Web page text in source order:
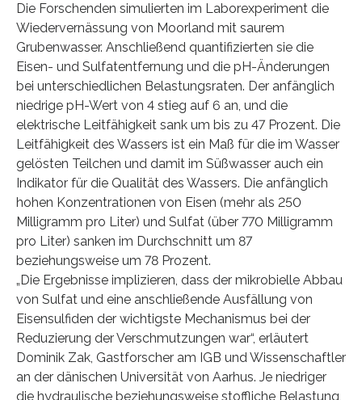
Die Forschenden simulierten im Laborexperiment die
Wiedervernässung von Moorland mit saurem
Grubenwasser. Anschließend quantifizierten sie die
Eisen- und Sulfatentfernung und die pH-Änderungen
bei unterschiedlichen Belastungsraten. Der anfänglich
niedrige pH-Wert von 4 stieg auf 6 an, und die
elektrische Leitfähigkeit sank um bis zu 47 Prozent. Die
Leitfähigkeit des Wassers ist ein Maß für die im Wasser
gelösten Teilchen und damit im Süßwasser auch ein
Indikator für die Qualität des Wassers. Die anfänglich
hohen Konzentrationen von Eisen (mehr als 250
Milligramm pro Liter) und Sulfat (über 770 Milligramm
pro Liter) sanken im Durchschnitt um 87
beziehungsweise um 78 Prozent.
„Die Ergebnisse implizieren, dass der mikrobielle Abbau
von Sulfat und eine anschließende Ausfällung von
Eisensulfiden der wichtigste Mechanismus bei der
Reduzierung der Verschmutzungen war“, erläutert
Dominik Zak, Gastforscher am IGB und Wissenschaftler
an der dänischen Universität von Aarhus. Je niedriger
die hydraulische beziehungsweise stoffliche Belastung,